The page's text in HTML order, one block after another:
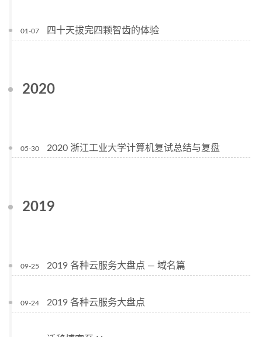
01-07 四十天拔完四颗智齿的体验
2020
05-30 2020 浙江工业大学计算机复试总结与复盘
2019
09-25 2019 各种云服务大盘点 — 域名篇
09-24 2019 各种云服务大盘点